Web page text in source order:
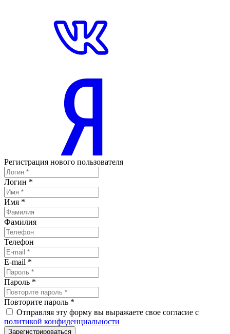
Регистрация нового пользователя
Логин *
Имя *
Фамилия
Телефон
E-mail *
Пароль *
Повторите пароль *
Отправляя эту форму вы выражаете свое согласие с
политикой конфиденциальности
Зарегистрироваться